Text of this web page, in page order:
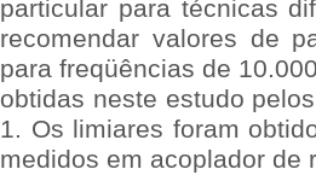
particular para técnicas
recomendar valores de
para freqüências de
obtidas neste estudo
1. Os limiares foram
medidos em acoplador de